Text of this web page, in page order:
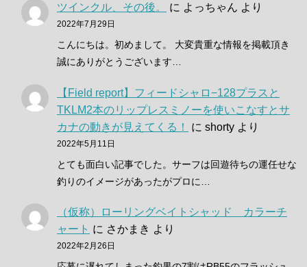
ツインクル、その後。 に よっちゃん より
2022年7月29日
こんにちは。初めまして。 大変貴重な情報を掲載頂き
誠にありがとうございます…
【Field report】フィードシャロ−128プラスと
TKLM2本のリップレスミノーを使いこなすとサ
カナの動きが見えてくる！
に shorty より
2022年5月11日
とても面白い記事でした。サーフは回遊待ちの運任せな
釣りのイメージがあったがプロに…
（仮称）ローリングベイトシャッド カラーチ
ャート に さかまき より
2022年2月26日